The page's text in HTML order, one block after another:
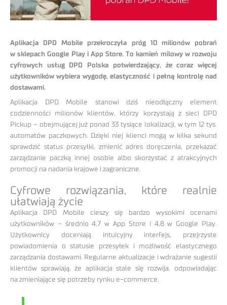
Aplikacja DPD Mobile przekroczyła próg 10 milionów pobrań
w sklepach Google Play i App Store. To kamień milowy w rozwoju
cyfrowych usług DPD Polska potwierdzający, że coraz więcej
użytkowników wybiera wygodę, elastyczność i pełną kontrolę nad
dostawami.
Aplikacja DPD Mobile stanowi dziś nieodłączny element
codzienności milionów klientów, którzy korzystają z sieci DPD
Pickup – obejmującej już ponad 33 tysiące lokalizacji, w tym 12 tys.
automatów paczkowych. Dzięki niej klienci mogą w kilka sekund
sprawdzić status przesyłki, zmienić adres doręczenia, przekazać
zarządzanie paczką innej osobie albo skorzystać z atrakcyjnych
promocji na nadania krajowe i zagraniczne.
Cyfrowe rozwiązania, które realnie
ułatwiają życie
Aplikacja DPD Mobile cieszy się bardzo wysokimi ocenami
użytkowników – średnio 4,7 w App Store i 4,8 w Google Play.
Użytkownicy doceniają intuicyjny interfejs, przejrzyste
powiadomienia o statusie przesyłek i możliwość elastycznego
zarządzania dostawami. Regularne aktualizacje i wdrażanie sugestii
klientów sprawiają, że aplikacja stale się rozwija, odpowiadając
na zmieniające się potrzeby rynku e-commerce.